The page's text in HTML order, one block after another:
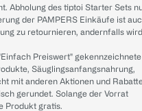
Abholung des tiptoi Starter Sets
der PAMPERS Einkäufe ist
zu retournieren, andernfalls wird
Preiswert" gekennzeichnete
Säuglingsanfangsnahrung,
mit anderen Aktionen und
gerundet. Solange der Vorrat
Produkt gratis.